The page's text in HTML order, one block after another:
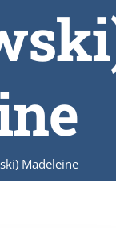
Madeleine